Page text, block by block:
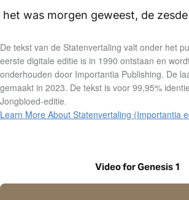
het was morgen geweest, de
De tekst van de Statenvertaling valt onder het
eerste digitale editie is in 1990 ontstaan en
onderhouden door Importantia Publishing. De
gemaakt in 2023. De tekst is voor 99,95%
Jongbloed-editie.
Learn More About Statenvertaling (Importantia
Video for Genesis 1